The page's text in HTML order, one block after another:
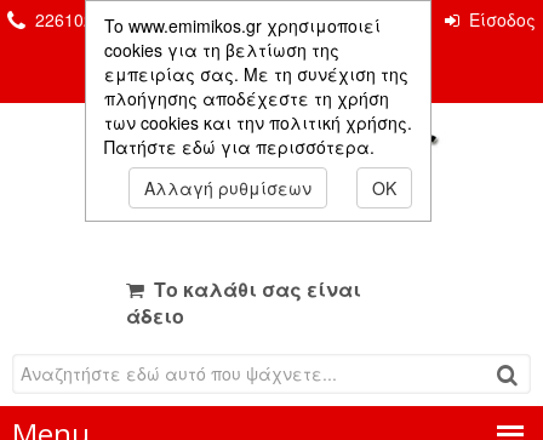
To www.emimikos.gr χρησιμοποιεί
cookies για τη βελτίωση της
εμπειρίας σας. Με τη συνέχιση της
πλοήγησης αποδέχεστε τη χρήση
των cookies και την πολιτική χρήσης.
Πατήστε εδώ για περισσότερα.
Αλλαγή ρυθμίσεων
OK
2261026435 & 2261081666 Επικοινωνία
Είσοδος
Μέλους
Το καλάθι σας είναι
άδειο